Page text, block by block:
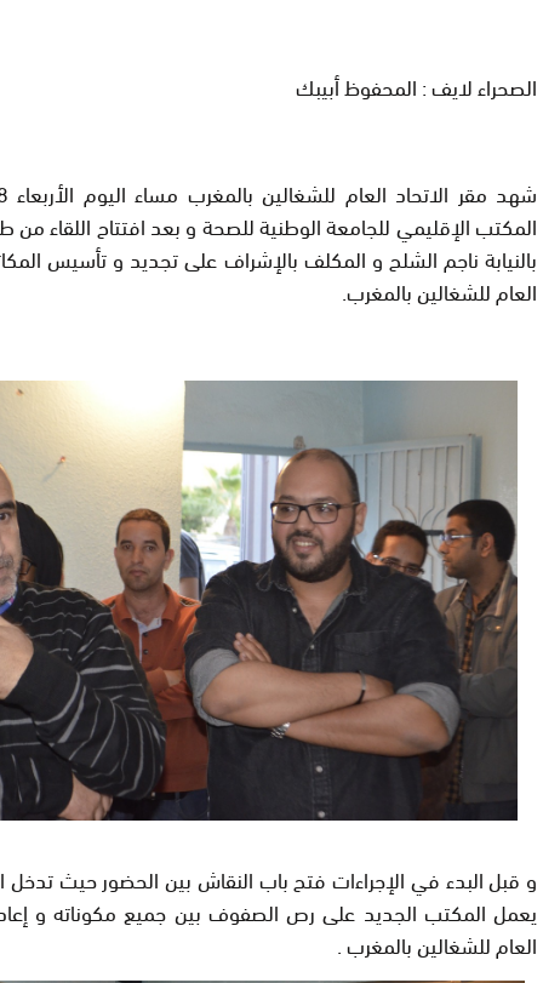
الصحراء لايف : المحفوظ أبيبك
المكتب الإقليمي للجامعة الوطنية للصحة و بعد افتتاح اللقاء
بالنيابة ناجم الشلح و المكلف بالإشراف على تجديد و تأسيس
العام للشغالين بالمغرب.
و قبل البدء في الإجراءات فتح باب النقاش بين الحضور حيث تدخل
يعمل المكتب الجديد على رص الصفوف بين جميع مكوناته و
العام للشغالين بالمغرب .